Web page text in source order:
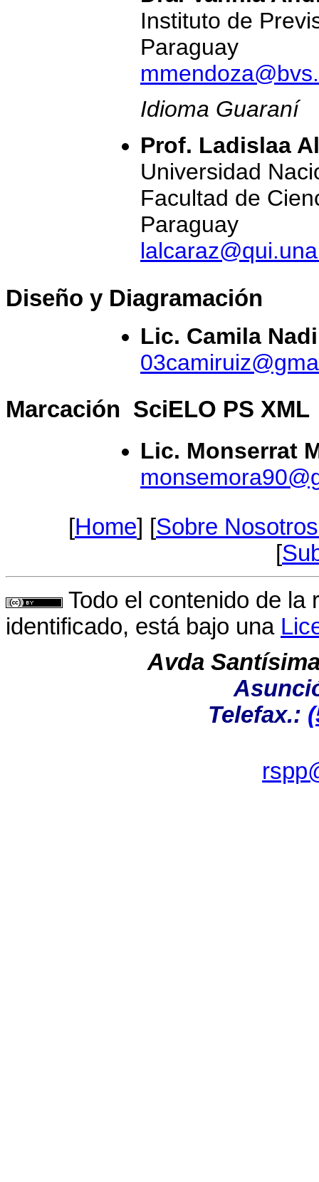
Instituto de
Paraguay
Idioma Guaraní
Prof. Ladislaa
Universidad
Facultad de
Paraguay
Diseño y Diagramación
Lic. Camila
Marcación SciELO PS
Lic. Monserrat
[Home] [Sobre
[
Todo el contenido de la
identificado, está bajo una
Avda
Telefax.: